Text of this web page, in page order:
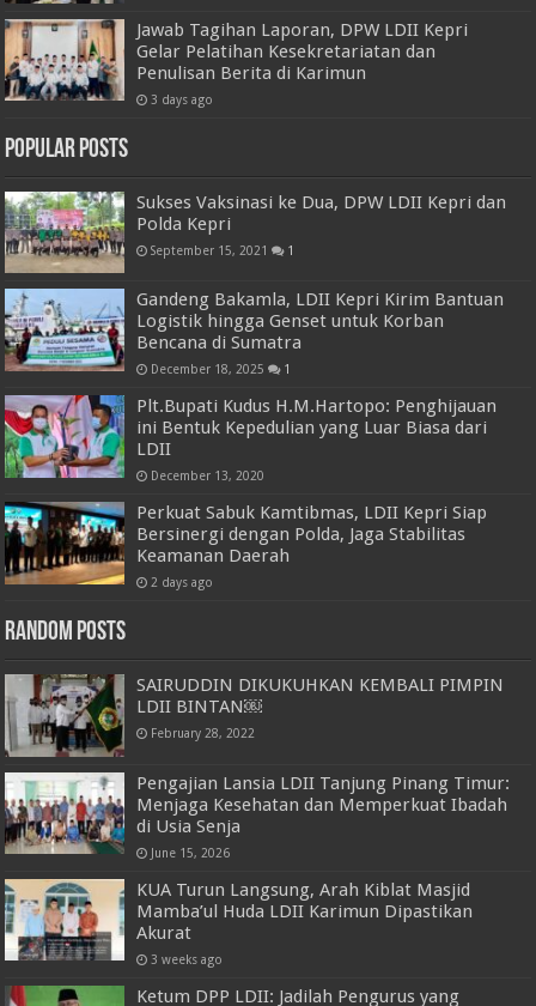
Jawab Tagihan Laporan, DPW LDII Kepri
Gelar Pelatihan Kesekretariatan dan
Penulisan Berita di Karimun
3 days ago
Popular Posts
Sukses Vaksinasi ke Dua, DPW LDII Kepri dan
Polda Kepri
September 15, 2021 1
Gandeng Bakamla, LDII Kepri Kirim Bantuan
Logistik hingga Genset untuk Korban
Bencana di Sumatra
December 18, 2025 1
Plt.Bupati Kudus H.M.Hartopo: Penghijauan
ini Bentuk Kepedulian yang Luar Biasa dari
LDII
December 13, 2020
Perkuat Sabuk Kamtibmas, LDII Kepri Siap
Bersinergi dengan Polda, Jaga Stabilitas
Keamanan Daerah
2 days ago
Random Posts
SAIRUDDIN DIKUKUHKAN KEMBALI PIMPIN
LDII BINTAN￼
February 28, 2022
Pengajian Lansia LDII Tanjung Pinang Timur:
Menjaga Kesehatan dan Memperkuat Ibadah
di Usia Senja
June 15, 2026
KUA Turun Langsung, Arah Kiblat Masjid
Mamba’ul Huda LDII Karimun Dipastikan
Akurat
3 weeks ago
Ketum DPP LDII: Jadilah Pengurus yang